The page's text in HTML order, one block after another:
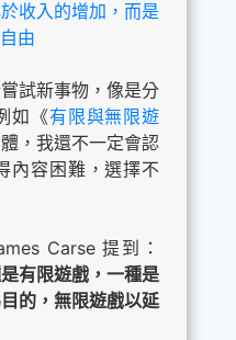
收入的增加，而是
由
試新事物，像是分
如《有限與無限遊
，我還不一定會認
內容困難，選擇不
Carse 提到：
有限遊戲，一種是
的，無限遊戲以延